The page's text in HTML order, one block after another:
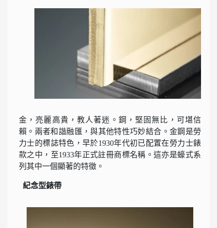
金，亮麗高貴，教人著迷。鋼，堅固無比，可堪信
賴。兩者和諧融匯，與其他特性巧妙結合。金鋼是勞
力士的標誌特色，早於1930年代初已配置在勞力士錶
款之中，至1933年正式註冊商標名稱。這亦是蠔式系
列其中一個顯著的特徵。
紀念型錶帶